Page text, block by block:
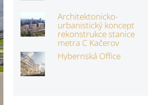
Architektonicko-
urbanistický koncept
rekonstrukce stanice
metra C Kačerov
Hybernská Office